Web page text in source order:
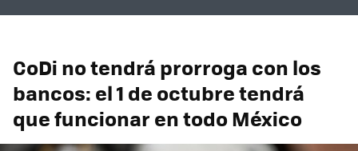
CoDi no tendrá prorroga con los
bancos: el 1 de octubre tendrá
que funcionar en todo México